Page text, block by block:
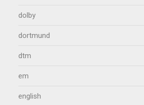
dolby
dortmund
dtm
em
english